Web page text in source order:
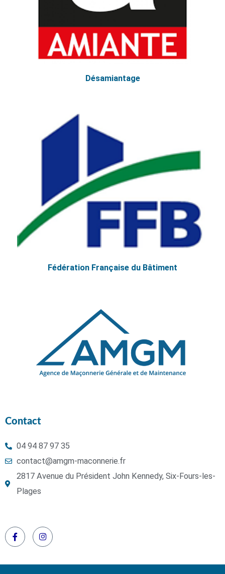
Désamiantage
Fédération Française du Bâtiment
Contact
04 94 87 97 35
contact@amgm-maconnerie.fr
2817 Avenue du Président John Kennedy, Six-Fours-les-
Plages